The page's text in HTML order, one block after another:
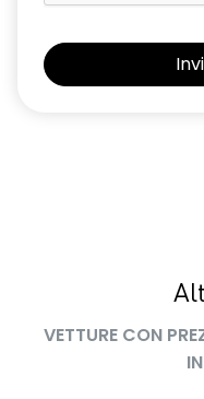
retrovisore interno
retrovisori esterni
sistema di controllo
sistema di frenata
VETTURE CON